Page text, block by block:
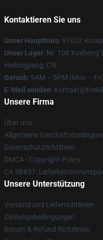
Kontaktieren Sie uns
Unser Hauptbüro: 97632
Unser Lager: Nr. 108 Xusheng
Heilongjiang, CN
Geruch: 9AM – 5PM (Mon –
E-Mail senden:
Unsere Firma
Über uns
Allgemeine
Datenschutzrichtlinien
DMCA - Copyright Policy
CA SB657:
Unsere Unterstützung
Versand und Lieferrichtlinien
Zahlungsbedingungen
Return & Refund Richtlinien